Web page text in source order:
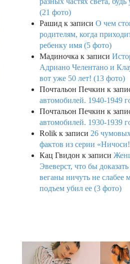
(21 фото)
Рашид к записи О чем
родителям, когда
ребенку имя (5 фото)
Мадиночка к записи
Адриано Челентано и
вот уже 50 лет! (13 фото)
Почтальон Печкин к
автомобилей. 1940-1949
Почтальон Печкин к
автомобилей. 1930-1939
Rolik к записи 26
фактов из серии
Кац Гвидон к записи
Эвеверст, что бы
веганы ничуть не слабее
подъем убил ее (3 фото)